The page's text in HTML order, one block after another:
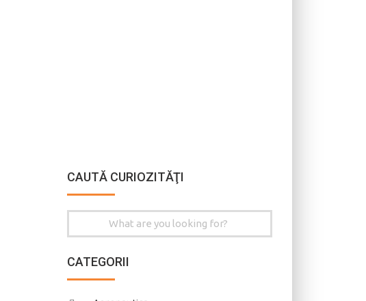
CAUTĂ CURIOZITĂŢI
Search
CATEGORII